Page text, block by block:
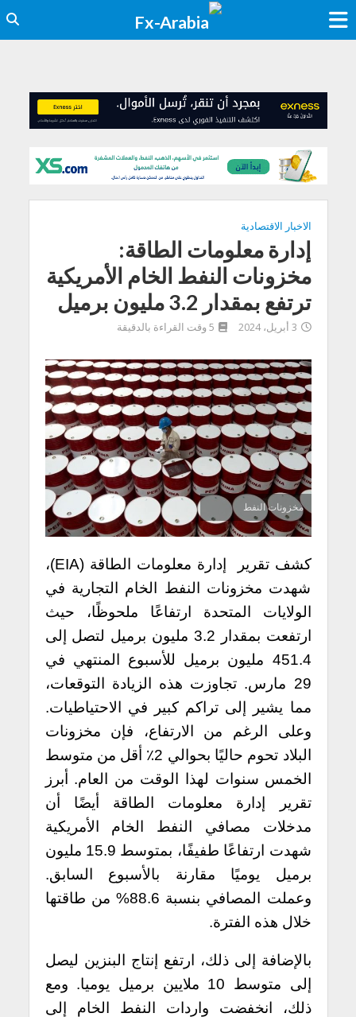
الاخبار الاقتصادية
إدارة معلومات الطاقة:
مخزونات النفط الخام الأمريكية
ترتفع بمقدار 3.2 مليون برميل
3 أبريل، 2024 5 وقت القراءة بالدقيقة
مخزونات النفط
كشف تقرير إدارة معلومات الطاقة (EIA)،
شهدت مخزونات النفط الخام التجارية في
الولايات المتحدة ارتفاعًا ملحوظًا، حيث
ارتفعت بمقدار 3.2 مليون برميل لتصل إلى
451.4 مليون برميل للأسبوع المنتهي في
29 مارس.
تجاوزت هذه الزيادة التوقعات،
مما يشير إلى تراكم كبير في الاحتياطيات.
وعلى الرغم من الارتفاع، فإن مخزونات
البلاد تحوم حاليًا بحوالي 2٪ أقل من متوسط
الخمس سنوات لهذا الوقت من العام.
أبرز
تقرير إدارة معلومات الطاقة أيضًا أن
مدخلات مصافي النفط الخام الأمريكية
شهدت ارتفاعًا طفيفًا، بمتوسط 15.9 مليون
برميل يوميًا مقارنة بالأسبوع السابق.
وعملت المصافي بنسبة 88.6% من طاقتها
خلال هذه الفترة.
بالإضافة إلى ذلك، ارتفع إنتاج البنزين ليصل
إلى متوسط 10 ملايين برميل يوميا. ومع
ذلك، انخفضت واردات النفط الخام إلى